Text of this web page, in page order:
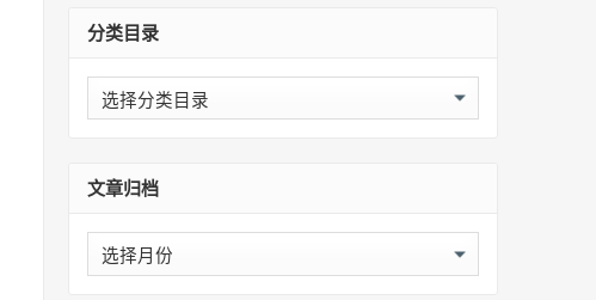
分类目录
分
类
文章归档
文
章